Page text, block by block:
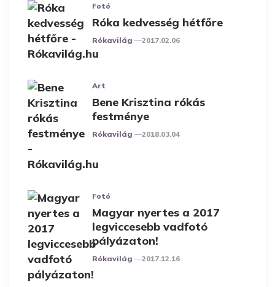
Fotó
Róka kedvesség hétfőre
Posted
Rókavilág 2017.02.06
Art
Bene Krisztina rókás
festménye
Posted
Rókavilág 2018.03.04
Fotó
Magyar nyertes a 2017
legviccesebb vadfotó
pályázaton!
Posted
Rókavilág 2017.12.16